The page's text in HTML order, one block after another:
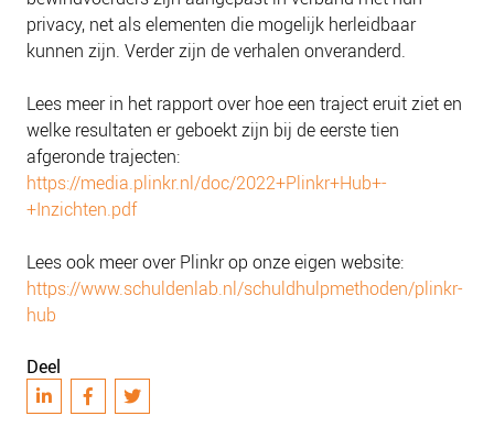
privacy, net als elementen die mogelijk herleidbaar
kunnen zijn. Verder zijn de verhalen onveranderd.
Lees meer in het rapport over hoe een traject eruit ziet en
welke resultaten er geboekt zijn bij de eerste tien
afgeronde trajecten:
https://media.plinkr.nl/doc/2022+Plinkr+Hub+-
+Inzichten.pdf
Lees ook meer over Plinkr op onze eigen website:
https://www.schuldenlab.nl/schuldhulpmethoden/plinkr-
hub
Deel